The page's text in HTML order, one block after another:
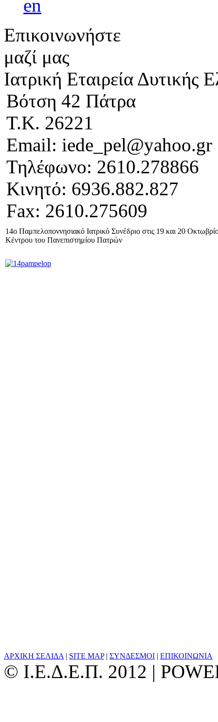
Επικοινωνήστε
μαζί μας
Ιατρική Εταιρεία
Βότση 42 Πάτρα
Τ.Κ. 26221
Email: iede_pel@yahoo.gr
Τηλέφωνο: 2610.278866
Κινητό: 6936.882.827
Fax: 2610.275609
14ο Παμπελοποννησιακό Ιατρικό Συνέδριο στις 19 και 20
Κέντρου του Πανεπιστημίου Πατρών
ΑΡΧΙΚΗ ΣΕΛΙΔΑ | SITE MAP| ΣΥΝΔΕΣΜΟΙ | ΕΠΙΚΟΙΝΩΝΙΑ
© Ι.Ε.Δ.Ε.Π. 2012 |